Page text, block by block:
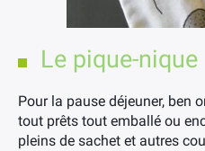
Le pique-nique
Pour la pause déjeuner, ben
tout prêts tout emballé ou
pleins de sachet et autres